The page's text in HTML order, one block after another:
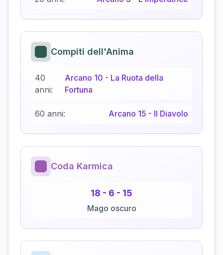
Compiti dell'Anima
40
anni:
Arcano 10 - La Ruota della
Fortuna
60 anni: Arcano 15 - Il Diavolo
Coda Karmica
18 - 6 - 15
Mago oscuro